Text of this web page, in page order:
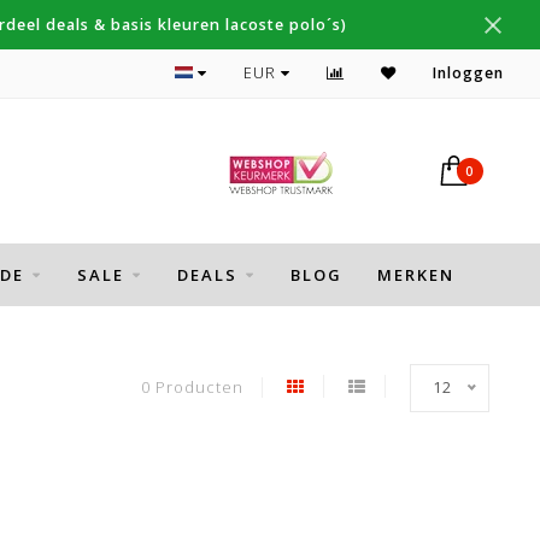
deals & basis kleuren lacoste polo´s)
Topmerken Thomas Maine, Cavallaro, Desoto
EUR Inloggen
0
SALE DEALS BLOG MERKEN
0 Producten 12